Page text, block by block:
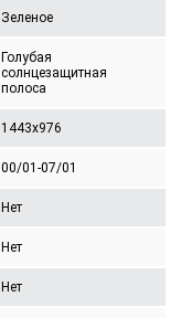
Зеленое
Голубая
солнцезащитная
полоса
1443x976
00/01-07/01
Нет
Нет
Нет